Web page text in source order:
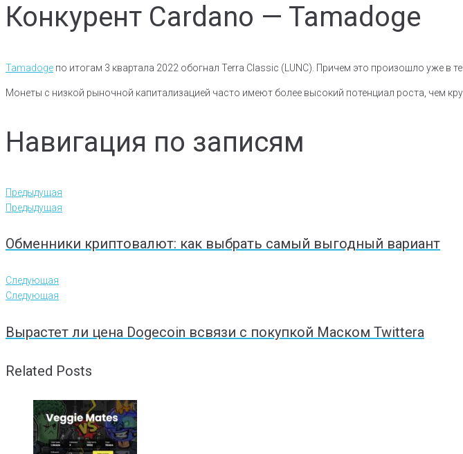
Конкурент Cardano — Tamadoge
Tamadoge по итогам 3 квартала 2022 обогнал Terra Classic (LUNC). Причем это произошло уже в
Монеты с низкой рыночной капитализацией часто имеют более высокий потенциал роста, чем
Навигация по записям
Предыдущая
Предыдущая
Обменники криптовалют: как выбрать самый выгодный вариант
Следующая
Следующая
Вырастет ли цена Dogecoin всвязи с покупкой Маском Twittera
Related Posts